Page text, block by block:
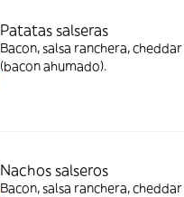
Patatas salseras
Bacon, salsa ranchera,
(bacon ahumado).
Nachos salseros
Bacon, salsa ranchera,